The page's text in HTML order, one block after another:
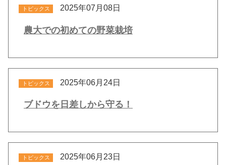
トピックス 2025年07月08日
農大での初めての野菜栽培
トピックス 2025年06月24日
ブドウを日差しから守る！
トピックス 2025年06月23日